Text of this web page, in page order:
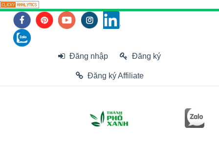
Đăng nhập Đăng ký
Đăng ký Affiliate